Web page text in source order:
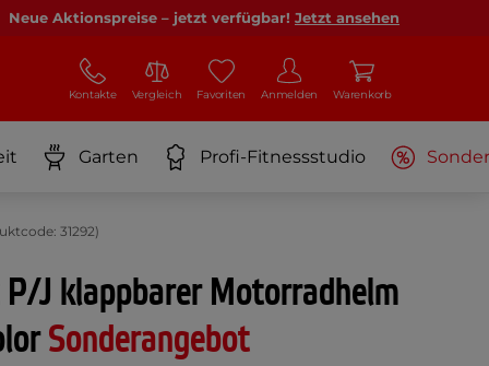
Neue Aktionspreise – jetzt verfügbar! Jetzt ansehen
Kontakte Vergleich Favoriten Anmelden Warenkorb
Garten Profi-Fitnessstudio
31292)
P/J klappbarer Motorradhelm
Sonderangebot